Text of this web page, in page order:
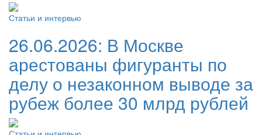
Статьи и интервью
26.06.2026: В Москве
арестованы фигуранты по
делу о незаконном выводе за
рубеж более 30 млрд рублей